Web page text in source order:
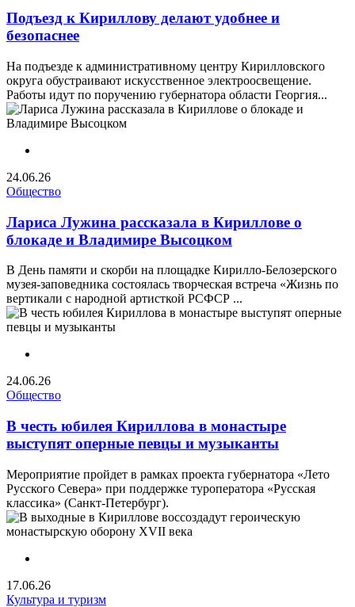
Подъезд к Кириллову делают удобнее и
безопаснее
На подъезде к административному центру Кирилловского
округа обустраивают искусственное электроосвещение.
Работы идут по поручению губернатора области Георгия...
24.06.26
Общество
Лариса Лужина рассказала в Кириллове о
блокаде и Владимире Высоцком
В День памяти и скорби на площадке Кирилло-Белозерского
музея-заповедника состоялась творческая встреча «Жизнь по
вертикали с народной артисткой РСФСР ...
24.06.26
Общество
В честь юбилея Кириллова в монастыре
выступят оперные певцы и музыканты
Мероприятие пройдет в рамках проекта губернатора «Лето
Русского Севера» при поддержке туроператора «Русская
классика» (Санкт-Петербург).
17.06.26
Культура и туризм